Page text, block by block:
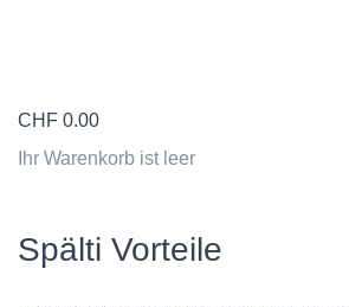
CHF 0.00
Ihr Warenkorb ist leer
Spälti Vorteile